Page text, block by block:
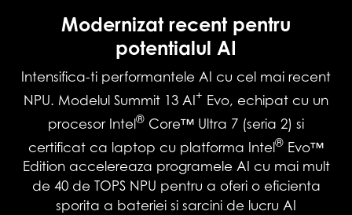
Modernizat recent pentru
potentialul AI
Intensifica-ti performantele AI cu cel mai recent
NPU. Modelul Summit 13 AI+ Evo, echipat cu un
procesor Intel® Core™ Ultra 7 (seria 2) si
certificat ca laptop cu platforma Intel® Evo™
Edition accelereaza programele AI cu mai mult
de 40 de TOPS NPU pentru a oferi o eficienta
sporita a bateriei si sarcini de lucru AI